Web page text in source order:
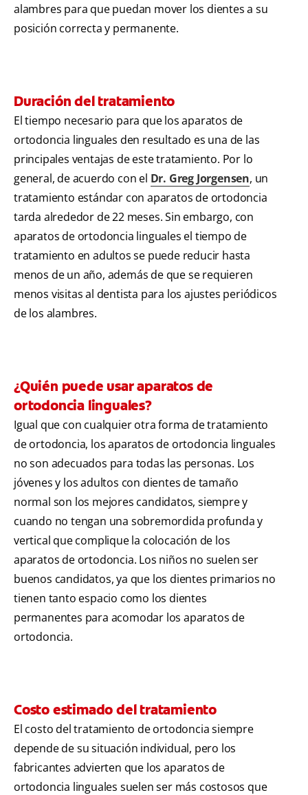
alambres para que puedan mover los dientes a su
posición correcta y permanente.
Duración del tratamiento
El tiempo necesario para que los aparatos de
ortodoncia linguales den resultado es una de las
principales ventajas de este tratamiento. Por lo
general, de acuerdo con el Dr. Greg Jorgensen, un
tratamiento estándar con aparatos de ortodoncia
tarda alrededor de 22 meses. Sin embargo, con
aparatos de ortodoncia linguales el tiempo de
tratamiento en adultos se puede reducir hasta
menos de un año, además de que se requieren
menos visitas al dentista para los ajustes periódicos
de los alambres.
¿Quién puede usar aparatos de
ortodoncia linguales?
Igual que con cualquier otra forma de tratamiento
de ortodoncia, los aparatos de ortodoncia linguales
no son adecuados para todas las personas. Los
jóvenes y los adultos con dientes de tamaño
normal son los mejores candidatos, siempre y
cuando no tengan una sobremordida profunda y
vertical que complique la colocación de los
aparatos de ortodoncia. Los niños no suelen ser
buenos candidatos, ya que los dientes primarios no
tienen tanto espacio como los dientes
permanentes para acomodar los aparatos de
ortodoncia.
Costo estimado del tratamiento
El costo del tratamiento de ortodoncia siempre
depende de su situación individual, pero los
fabricantes advierten que los aparatos de
ortodoncia linguales suelen ser más costosos que